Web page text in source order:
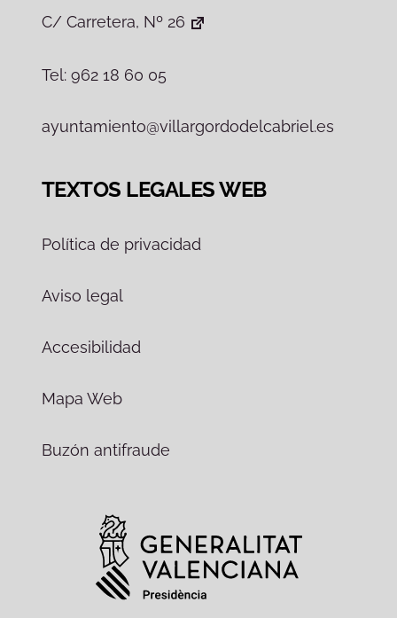
C/ Carretera, Nº 26
Tel: 962 18 60 05
ayuntamiento@villargordodelcabriel.es
TEXTOS LEGALES WEB
Política de privacidad
Aviso legal
Accesibilidad
Mapa Web
Buzón antifraude